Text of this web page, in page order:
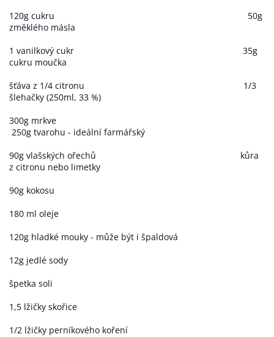
120g cukru 50g
změklého másla
1 vanilkový cukr 35g
cukru moučka
šťáva z 1/4 citronu 1/3
šlehačky (250ml, 33 %)
300g mrkve
250g tvarohu - ideální farmářský
90g vlašských ořechů kůra
z citronu nebo limetky
90g kokosu
180 ml oleje
120g hladké mouky - může být i špaldová
12g jedlé sody
špetka soli
1,5 lžičky skořice
1/2 lžičky perníkového koření